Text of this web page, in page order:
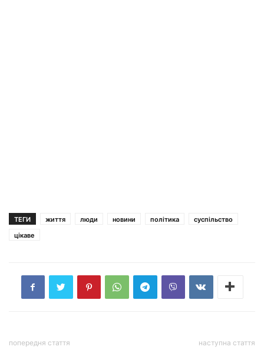
ТЕГИ життя люди новини політика
суспільство
цікаве
попередня стаття наступна стаття